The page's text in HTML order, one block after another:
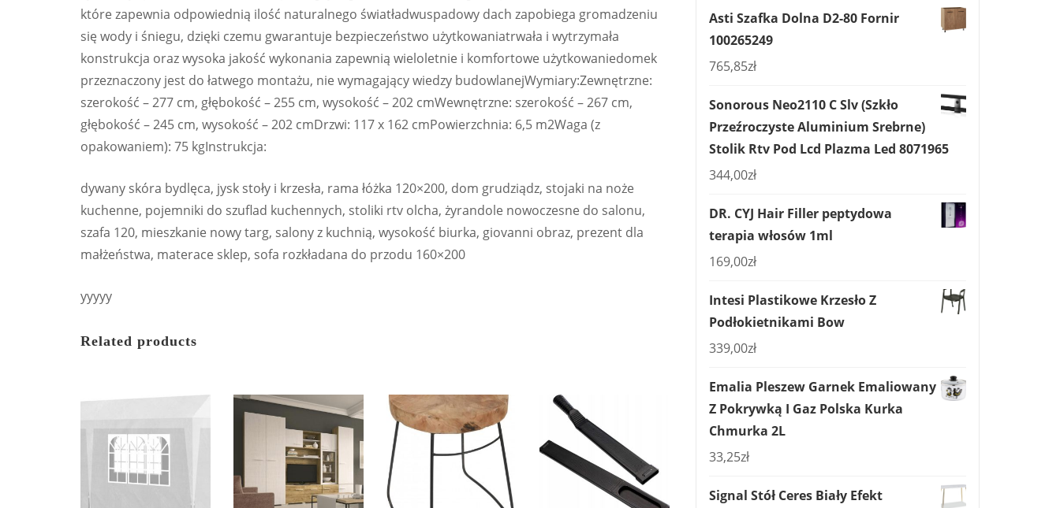
które zapewnia odpowiednią ilość naturalnego światładwuspadowy dach zapobiega gromadzeniu
się wody i śniegu, dzięki czemu gwarantuje bezpieczeństwo użytkowaniatrwała i wytrzymała
konstrukcja oraz wysoka jakość wykonania zapewnią wieloletnie i komfortowe użytkowaniedomek
przeznaczony jest do łatwego montażu, nie wymagający wiedzy budowlanejWymiary:Zewnętrzne:
szerokość – 277 cm, głębokość – 255 cm, wysokość – 202 cmWewnętrzne: szerokość – 267 cm,
głębokość – 245 cm, wysokość – 202 cmDrzwi: 117 x 162 cmPowierzchnia: 6,5 m2Waga (z
opakowaniem): 75 kgInstrukcja:
dywany skóra bydlęca, jysk stoły i krzesła, rama łóżka 120×200, dom grudziądz, stojaki na noże
kuchenne, pojemniki do szuflad kuchennych, stoliki rtv olcha, żyrandole nowoczesne do salonu,
szafa 120, mieszkanie nowy targ, salony z kuchnią, wysokość biurka, giovanni obraz, prezent dla
małżeństwa, materace sklep, sofa rozkładana do przodu 160×200
yyyyy
Related products
Asti Szafka Dolna D2-80 Fornir
100265249
765,85zł
Sonorous Neo2110 C Slv (Szkło
Przeźroczyste Aluminium Srebrne)
Stolik Rtv Pod Lcd Plazma Led 8071965
344,00zł
DR. CYJ Hair Filler peptydowa
terapia włosów 1ml
169,00zł
Intesi Plastikowe Krzesło Z
Podłokietnikami Bow
339,00zł
Emalia Pleszew Garnek Emaliowany
Z Pokrywką I Gaz Polska Kurka
Chmurka 2L
33,25zł
Signal Stół Ceres Biały Efekt